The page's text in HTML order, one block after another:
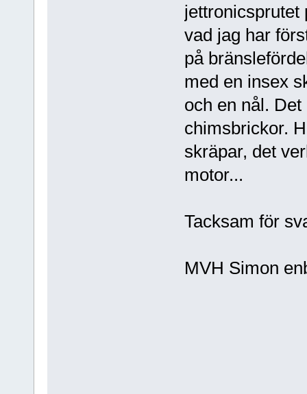
jettronicsprutet
vad jag har
på
med en insex
och en nål.
chimsbrickor.
skräpar, det
motor...
Tacksam för
MVH Simon